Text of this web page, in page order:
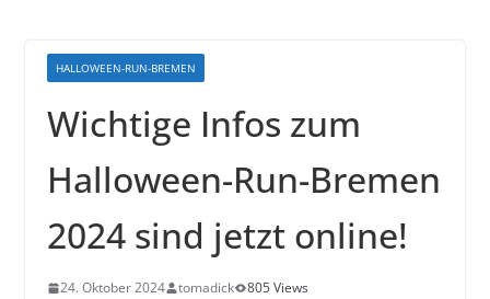
HALLOWEEN-RUN-BREMEN
Wichtige Infos zum
Halloween-Run-Bremen
2024 sind jetzt online!
24. Oktober 2024 tomadick 805 Views